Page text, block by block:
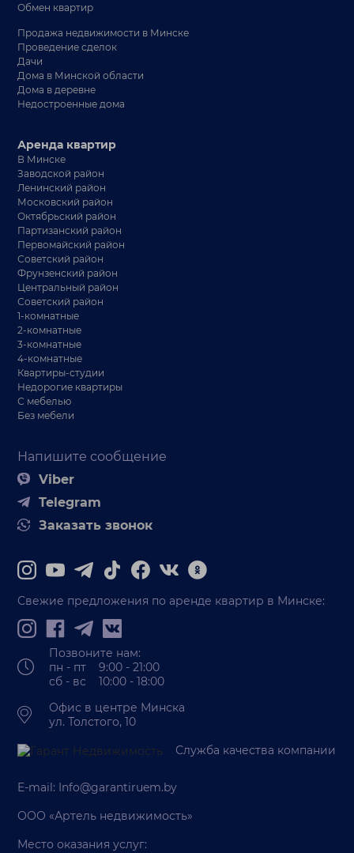
Обмен квартир
Продажа недвижимости в Минске
Проведение сделок
Дачи
Дома в Минской области
Дома в деревне
Недостроенные дома
Напишите сообщение
Viber
Telegram
Заказать звонок
Аренда квартир
В Минске
Заводской район
Ленинский район
Московский район
Октябрьский район
Партизанский район
Первомайский район
Советский район
Фрунзенский район
Центральный район
Советский район
1-комнатные
2-комнатные
3-комнатные
4-комнатные
Квартиры-студии
Недорогие квартиры
С мебелью
Без мебели
Свежие предложения по аренде квартир в Минске:
Позвоните нам:
пн - пт 9:00 - 21:00
сб - вс 10:00 - 18:00
Офис в центре Минска
ул. Толстого, 10
Служба качества компании
E-mail: Info@garantiruem.by
ООО «Артель недвижимость»
Место оказания услуг: